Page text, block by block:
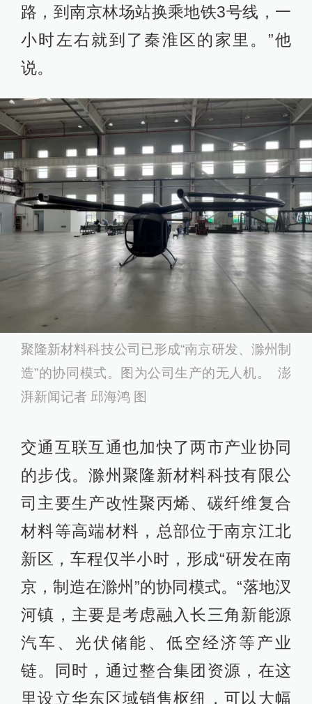
路，到南京林场站换乘地铁3号线，一
小时左右就到了秦淮区的家里。”他
说。
聚隆新材料科技公司已形成“南京研发、滁州制
造”的协同模式。图为公司生产的无人机。 澎
湃新闻记者 邱海鸿 图
交通互联互通也加快了两市产业协同
的步伐。滁州聚隆新材料科技有限公
司主要生产改性聚丙烯、碳纤维复合
材料等高端材料，总部位于南京江北
新区，车程仅半小时，形成“研发在南
京，制造在滁州”的协同模式。“落地汊
河镇，主要是考虑融入长三角新能源
汽车、光伏储能、低空经济等产业
链。同时，通过整合集团资源，在这
里设立华东区域销售枢纽，可以大幅